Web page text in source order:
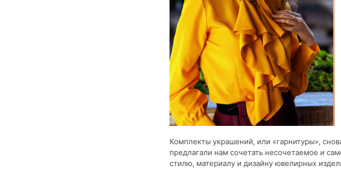
Комплекты украшений, или «гарнитуры»,
предлагали нам сочетать несочетаемое и
стилю, материалу и дизайну ювелирных